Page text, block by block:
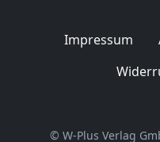
Impressum
© W-Plus Verlag